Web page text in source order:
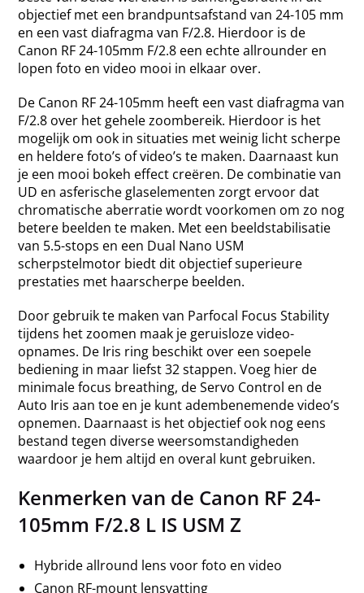
objectief met een brandpuntsafstand van 24-105 mm
en een vast diafragma van F/2.8. Hierdoor is de
Canon RF 24-105mm F/2.8 een echte allrounder en
lopen foto en video mooi in elkaar over.
De Canon RF 24-105mm heeft een vast diafragma van
F/2.8 over het gehele zoombereik. Hierdoor is het
mogelijk om ook in situaties met weinig licht scherpe
en heldere foto’s of video’s te maken. Daarnaast kun
je een mooi bokeh effect creëren. De combinatie van
UD en asferische glaselementen zorgt ervoor dat
chromatische aberratie wordt voorkomen om zo nog
betere beelden te maken. Met een beeldstabilisatie
van 5.5-stops en een Dual Nano USM
scherpstelmotor biedt dit objectief superieure
prestaties met haarscherpe beelden.
Door gebruik te maken van Parfocal Focus Stability
tijdens het zoomen maak je geruisloze video-
opnames. De Iris ring beschikt over een soepele
bediening in maar liefst 32 stappen. Voeg hier de
minimale focus breathing, de Servo Control en de
Auto Iris aan toe en je kunt adembenemende video’s
opnemen. Daarnaast is het objectief ook nog eens
bestand tegen diverse weersomstandigheden
waardoor je hem altijd en overal kunt gebruiken.
Kenmerken van de Canon RF 24-
105mm F/2.8 L IS USM Z
Hybride allround lens voor foto en video
Canon RF-mount lensvatting